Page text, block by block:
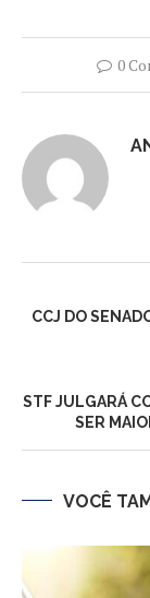
0
CCJ DO
STF JULGARÁ
SER
VOCÊ